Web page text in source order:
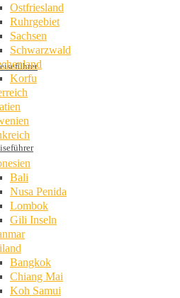
Ostfriesland
Ruhrgebiet
Sachsen
Schwarzwald
Korfu
Bali
Nusa Penida
Lombok
Gili Inseln
Bangkok
Chiang Mai
Koh Samui